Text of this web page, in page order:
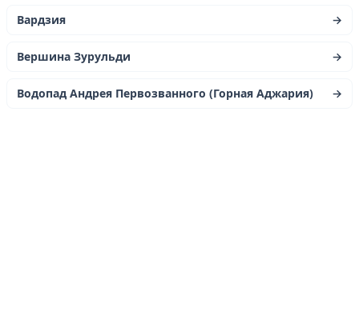
Вардзия →
Вершина Зурульди →
Водопад Андрея Первозванного (Горная Аджария) →